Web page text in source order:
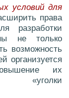
условий для
права
разработки
не только
возможность
организуется
их
«уголки